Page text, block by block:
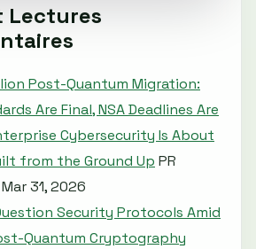
Lectures
Post-Quantum Migration:
Are Final, NSA Deadlines Are
Cybersecurity Is About
from the Ground Up PR
31, 2026
Security Protocols Amid
Quantum Cryptography